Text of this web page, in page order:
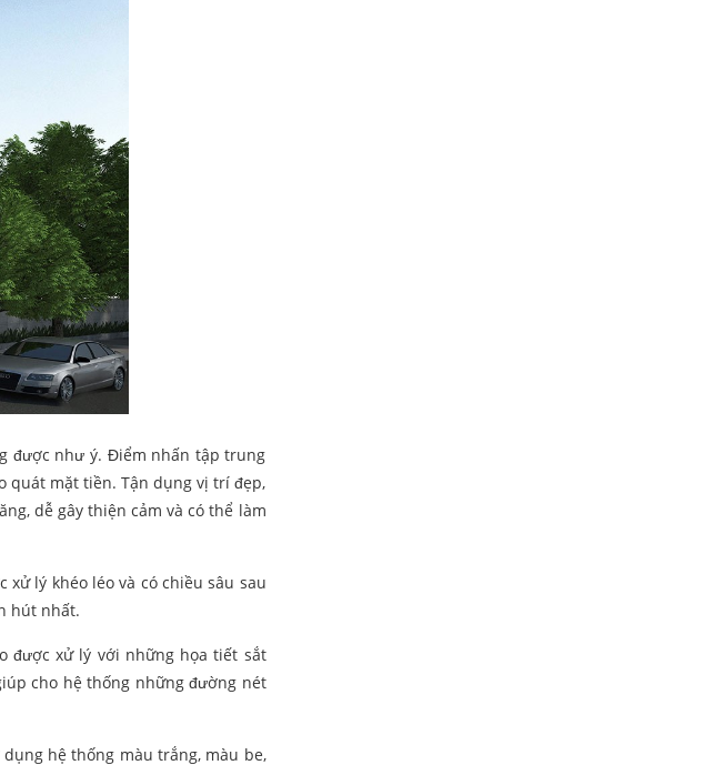
được như ý. Điểm nhấn tập trung
quát mặt tiền. Tận dụng vị trí đẹp,
dễ gây thiện cảm và có thể làm
lý khéo léo và có chiều sâu sau
hút nhất.
được xử lý với những họa tiết sắt
cho hệ thống những đường nét
hệ thống màu trắng, màu be,